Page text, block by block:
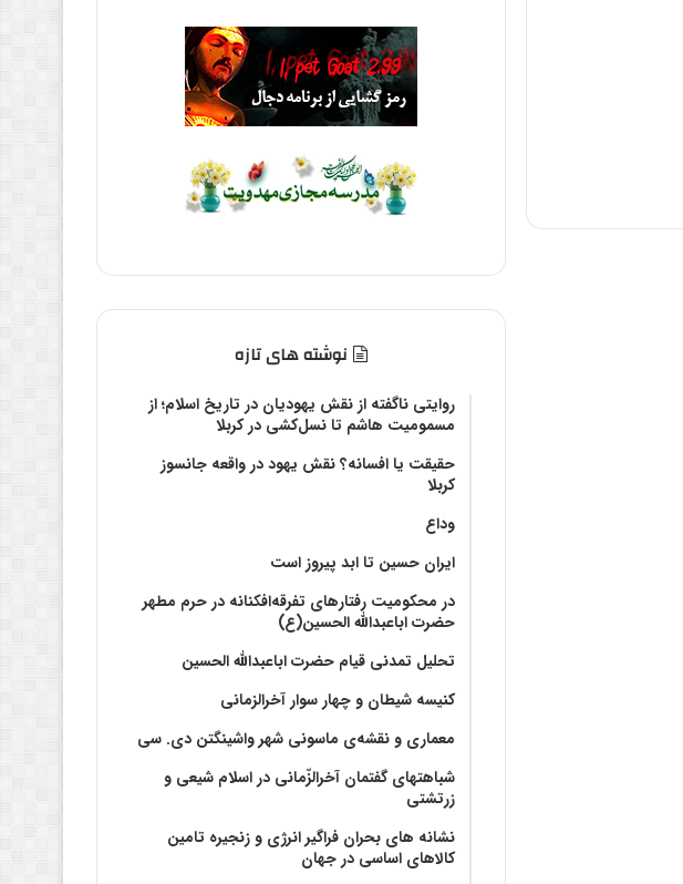
نوشته های تازه
روایتی ناگفته از نقش یهودیان در تاریخ اسلام؛ از
مسمومیت هاشم تا نسل‌کشی در کربلا
حقیقت یا افسانه؟‌ نقش یهود در واقعه جانسوز
کربلا
وداع
ایران حسین تا ابد پیروز است
در محکومیت رفتارهای تفرقه‌افکنانه در حرم مطهر
حضرت اباعبدالله الحسین(ع)
تحلیل تمدنی قیام حضرت اباعبدالله الحسین
کنیسه شیطان و چهار سوار آخرالزمانی
معماری و نقشه‌ی ماسونی شهر واشينگتن دی. سی
شباهتهای گفتمان آخر‌الزّمانی در اسلام شیعی و
زرتشتی
نشانه های بحران فراگیر انرژی و زنجیره تامین
کالاهای اساسی در جهان